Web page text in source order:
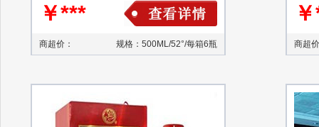
￥***
商超价： 规格：500ML/52°/每箱6瓶 商超